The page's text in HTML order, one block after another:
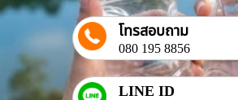
โทรสอบถาม
080 195 8856
LINE ID